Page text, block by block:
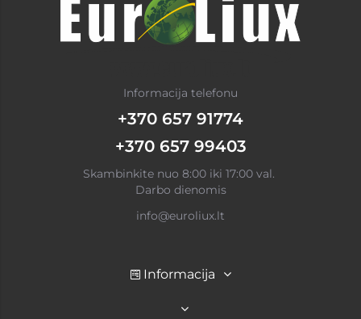
Informacija telefonu
+370 657 91774
+370 657 99403
Skambinkite nuo 8:00 iki 17:00 val.
Darbo dienomis
info@euroliux.lt
Informacija